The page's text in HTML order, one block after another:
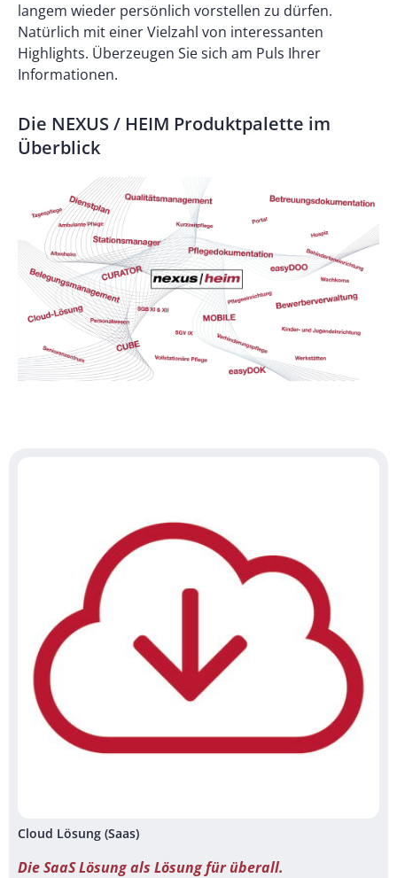
langem wieder persönlich vorstellen zu dürfen.
Natürlich mit einer Vielzahl von interessanten
Highlights. Überzeugen Sie sich am Puls Ihrer
Informationen.
Die NEXUS / HEIM Produktpalette im
Überblick
Cloud Lösung (Saas)
Die SaaS Lösung als Lösung für überall.